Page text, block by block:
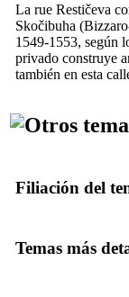
La rue Restičeva
Skočibuha
1549-1553, según
privado construye
también en esta
Filiación del
Temas más